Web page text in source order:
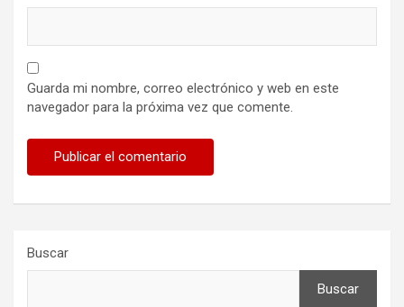
Guarda mi nombre, correo electrónico y web en este
navegador para la próxima vez que comente.
Buscar
Buscar